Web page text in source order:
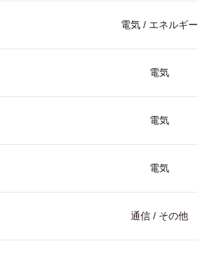
電気 / エネルギー
電気
電気
電気
通信 / その他